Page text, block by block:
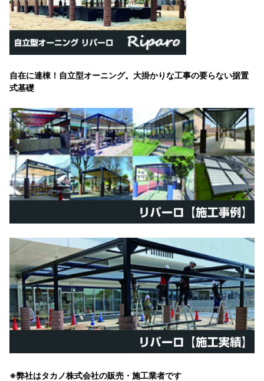
自在に連棟！自立型オーニング。大掛かりな工事の要らない据置
式基礎
※弊社はタカノ株式会社の販売・施工業者です